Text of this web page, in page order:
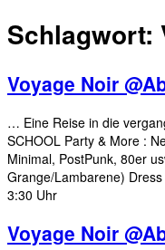
Schlagwort:
Voyage Noir
… Eine Reise in die
SCHOOL Party & More :
Minimal, PostPunk, 80er
Grange/Lambarene)
3:30 Uhr
Voyage Noir